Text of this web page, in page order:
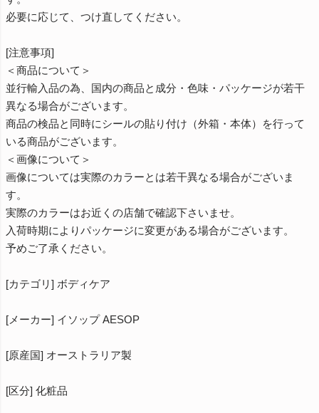
必要に応じて、つけ直してください。
[注意事項]
＜商品について＞
並行輸入品の為、国内の商品と成分・色味・パッケージが若干
異なる場合がございます。
商品の検品と同時にシールの貼り付け（外箱・本体）を行って
いる商品がございます。
＜画像について＞
画像については実際のカラーとは若干異なる場合がございま
す。
実際のカラーはお近くの店舗で確認下さいませ。
入荷時期によりパッケージに変更がある場合がございます。
予めご了承ください。
[カテゴリ] ボディケア
[メーカー] イソップ AESOP
[原産国] オーストラリア製
[区分] 化粧品